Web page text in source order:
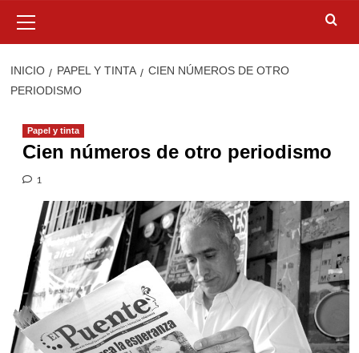
primario
INICIO PAPEL Y TINTA
CIEN NÚMEROS DE OTRO
PERIODISMO
Papel y tinta
Cien números de otro periodismo
1